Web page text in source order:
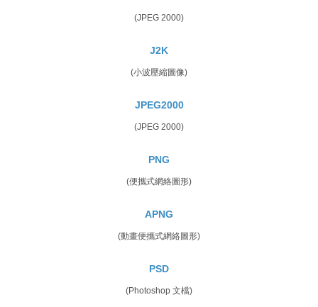
(JPEG 2000)
J2K
(小波壓縮圖像)
JPEG2000
(JPEG 2000)
PNG
(便攜式網絡圖形)
APNG
(動畫便攜式網絡圖形)
PSD
(Photoshop 文檔)